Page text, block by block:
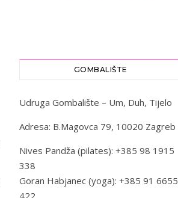
GOMBALIŠTE
Udruga Gombalište – Um, Duh, Tijelo
Adresa: B.Magovca 79, 10020 Zagreb
Nives Pandža (pilates): +385 98 1915
338
Goran Habjanec (yoga): +385 91 6655
422